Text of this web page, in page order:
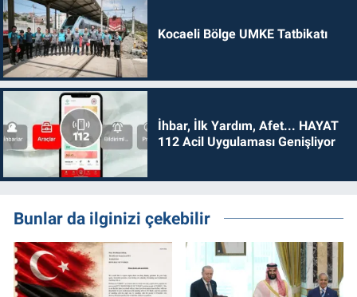
Kocaeli Bölge UMKE Tatbikatı
İhbar, İlk Yardım, Afet... HAYAT
112 Acil Uygulaması Genişliyor
Bunlar da ilginizi çekebilir